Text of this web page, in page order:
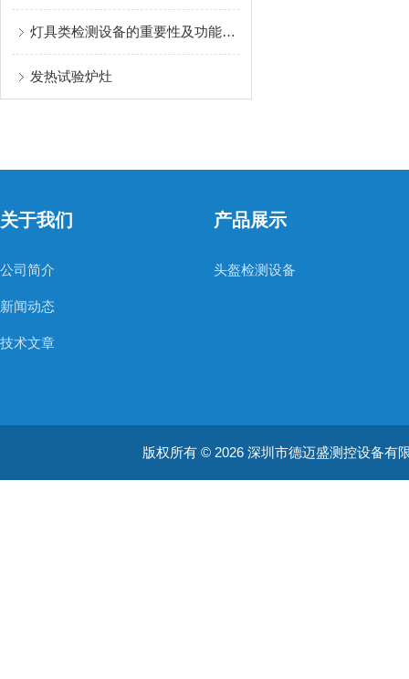
灯具类检测设备的重要性及功能概述
发热试验炉灶
关于我们
公司简介
新闻动态
技术文章
产品展示
头盔检测设备
版权所有 © 2026 深圳市德迈盛测控设备